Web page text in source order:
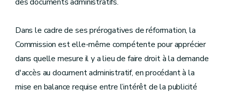
Dans le cadre de ses prérogatives de réformation, la
Commission est elle-même compétente pour apprécier
dans quelle mesure il y a lieu de faire droit à la demande
d'accès au document administratif, en procédant à la
mise en balance requise entre l’intérêt de la publicité